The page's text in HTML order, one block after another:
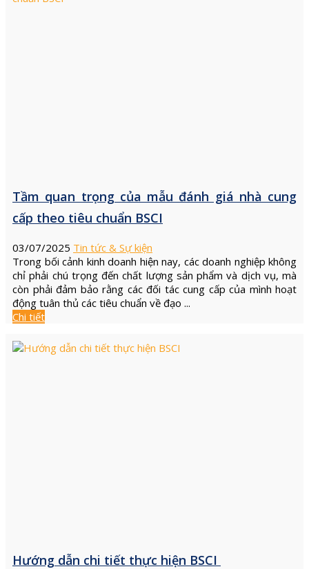
Tầm quan trọng của mẫu đánh giá nhà cung
cấp theo tiêu chuẩn BSCI
03/07/2025 Tin tức & Sự kiện
Trong bối cảnh kinh doanh hiện nay, các doanh nghiệp không
chỉ phải chú trọng đến chất lượng sản phẩm và dịch vụ, mà
còn phải đảm bảo rằng các đối tác cung cấp của mình hoạt
động tuân thủ các tiêu chuẩn về đạo ...
Chi tiết
Hướng dẫn chi tiết thực hiện BSCI